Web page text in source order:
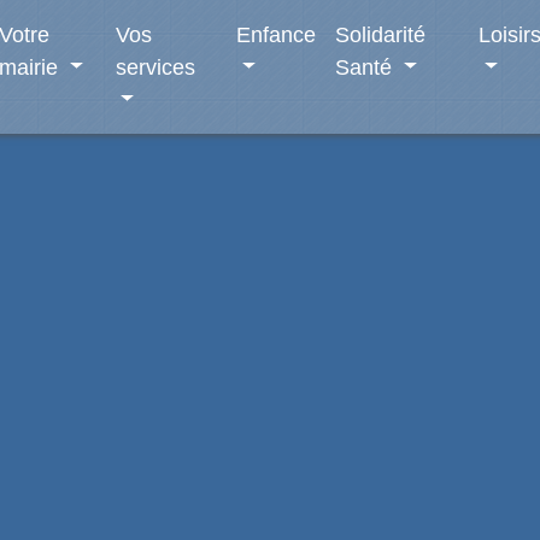
Votre
mairie
Vos
services
Enfance
Solidarité
Santé
Loisirs